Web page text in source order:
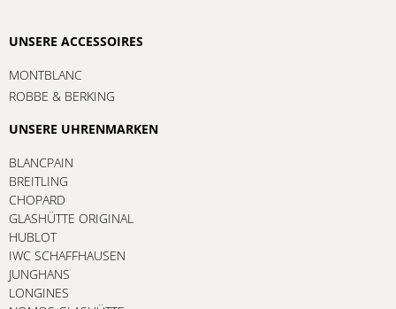
UNSERE ACCESSOIRES
MONTBLANC
ROBBE & BERKING
UNSERE UHRENMARKEN
BLANCPAIN
BREITLING
CHOPARD
GLASHÜTTE ORIGINAL
HUBLOT
IWC SCHAFFHAUSEN
JUNGHANS
LONGINES